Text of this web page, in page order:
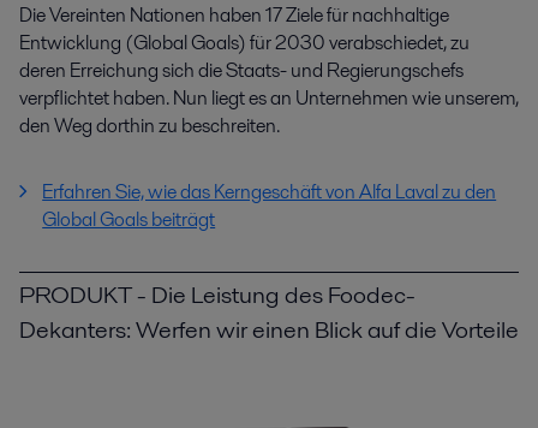
Die Vereinten Nationen haben 17 Ziele für nachhaltige
Entwicklung (Global Goals) für 2030 verabschiedet, zu
deren Erreichung sich die Staats- und Regierungschefs
verpflichtet haben. Nun liegt es an Unternehmen wie unserem,
den Weg dorthin zu beschreiten.
Erfahren Sie, wie das Kerngeschäft von Alfa Laval zu den
Global Goals beiträgt
PRODUKT - Die Leistung des Foodec-
Dekanters: Werfen wir einen Blick auf die Vorteile